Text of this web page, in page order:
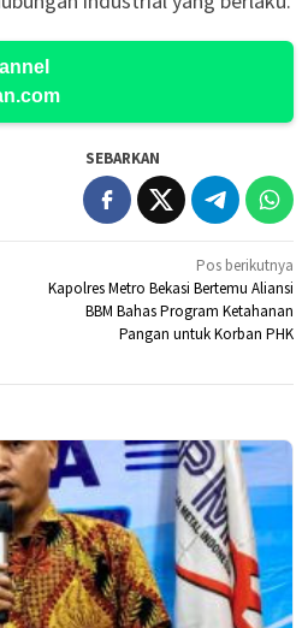
SEBARKAN
Pos berikutnya
Kapolres Metro Bekasi Bertemu Aliansi
BBM Bahas Program Ketahanan
Pangan untuk Korban PHK